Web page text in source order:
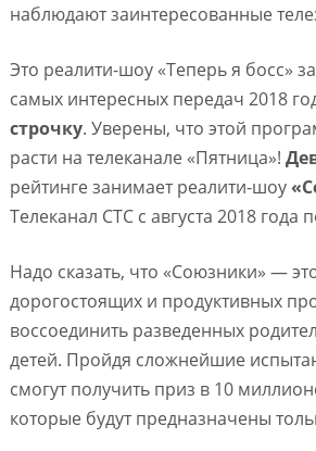
наблюдают заинтересованные
Это реалити-шоу «Теперь я босс»
самых интересных передач 2018
строчку. Уверены, что этой
расти на телеканале «Пятница»!
рейтинге занимает реалити-шоу
Телеканал СТС с августа 2018 года
Надо сказать, что «Союзники» —
дорогостоящих и продуктивных
воссоединить разведенных
детей. Пройдя сложнейшие
смогут получить приз в 10
которые будут предназначены